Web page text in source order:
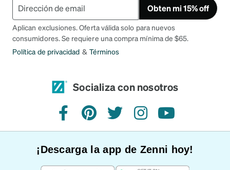
Obten mi 15% off
Aplican exclusiones. Oferta válida solo para nuevos
consumidores. Se requiere una compra mínima de $65.
Política de privacidad & Términos
Socializa con nosotros
FacebookPinterestTwitterInstagramYouTube
¡Descarga la app de Zenni hoy!